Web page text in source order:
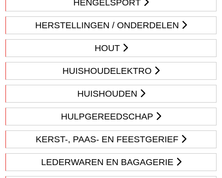
HENGELSPORT
HERSTELLINGEN / ONDERDELEN
HOUT
HUISHOUDELEKTRO
HUISHOUDEN
HULPGEREEDSCHAP
KERST-, PAAS- EN FEESTGERIEF
LEDERWAREN EN BAGAGERIE